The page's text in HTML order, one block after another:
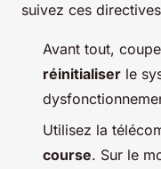
suivez ces
Avant tout,
réinitialiser le
Utilisez la
course. Sur le